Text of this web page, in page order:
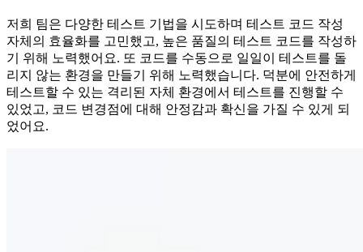
저희 팀은 다양한 테스트 기법을 시도하며 테스트 코드 작성
자체의 효율화를 고민했고, 높은 품질의 테스트 코드를 작성하
기 위해 노력했어요. 또 코드를 수동으로 일일이 테스트를 돌
리지 않는 환경을 만들기 위해 노력했습니다. 덕분에 안전하게
테스트할 수 있는 격리된 자체 환경에서 테스트를 진행할 수
있었고, 코드 변경점에 대해 안정감과 확신을 가질 수 있게 되
었어요.